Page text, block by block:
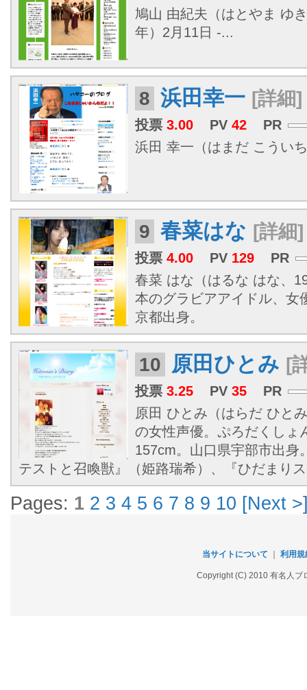
鳩山 由紀夫（はとやま ゆ
年）2月11日 -...
8 浜田幸一 [詳細]
投票 3.00 PV 42
PR
浜田 幸一（はまだ こうい
9 春菜はな [詳細]
投票 4.00 PV 129
PR
春菜 はな（はるな はな、
本のグラビアアイドル、女
京都出身。
10 原田ひとみ [
投票 3.25 PV 35
PR
原田 ひとみ（はらだ ひと
の女性声優。ぷろだくしょ
157cm。山口県宇部市出身
テストと召喚獣』（姫路瑞希）、『ひだまり
Pages: 1 2 3 4 5 6 7 8 9 10 [Next
当サイトについて 利用規
Copyright (C) 2010 有名人ブ